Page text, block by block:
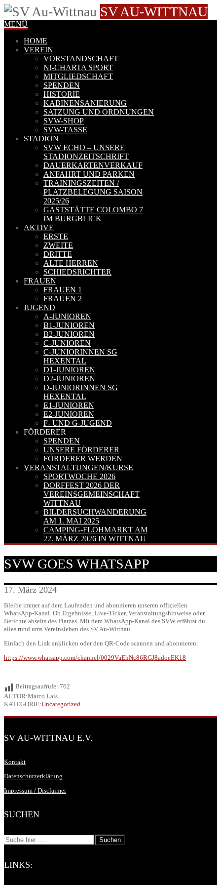
SV AU-WITTNAU
MENÜ
HOME
VEREIN
VORSTANDSCHAFT
N!-CHARTA SPORT
MITGLIEDSCHAFT
SPENDEN
HISTORIE
KABINENSANIERUNG
SATZUNG UND ORDNUNGEN
SVW-SHOP
SVW-TASSE
STADION
SVW ECHO – UNSERE
STADIONZEITSCHRIFT
DAUERKARTENVERKAUF
ANFAHRT UND PARKEN
TRAININGSZEITEN /
PLATZBELEGUNG SAISON
2025/26
GASTSTÄTTE COLOMBO 7
IM BURGBLICK
AKTIVE
ERSTE
ZWEITE
DRITTE
ALTE HERREN
SCHIEDSRICHTER
FRAUEN
FRAUEN 1
FRAUEN 2
JUGEND
A-JUNIOREN
B1-JUNIOREN
B2-JUNIOREN
C-JUNIOREN
C-JUNIORINNEN SG
HEXENTAL
D1-JUNIOREN
D2-JUNIOREN
D-JUNIORINNEN SG
HEXENTAL
E1-JUNIOREN
E2-JUNIOREN
F- UND G-JUGEND
FÖRDERER
SPENDEN
UNSERE FÖRDERER
FÖRDERER WERDEN
VERANSTALTUNGEN/KURSE
SPORTWOCHE 2026
DORFFEST 2026 DER
VEREINSGEMEINSCHAFT
WITTNAU
BILDERSUCHWANDERUNG
AM 1. MAI 2025
CAMPING-FLOHMARKT AM
22. MÄRZ 2026 IN WITTNAU
SVW GOES WHATSAPP
17. März 2024
Bleibe immer auf dem Laufenden und abonnieren unseren offiziellen
WhatsApp-Kanal. Ob Ergebnisse, Live-Ticker, Veranstaltungshinweise oder
Berichte abseits des Platzes. Mit dem WhatsApp-Kanal des SVW erfährst du
alles rund ums Vereinsleben des SV Au-Wittnau.
Einfach den Link anklicken oder den QR-Code scannen und abonnieren:
https://www.whatsapp.com/channel/0029VaEhNc86RGJ8adoeEK18
Beitragsaufrufe: 762
AUTOR:Marco Lais
KATEGORIE:Uncategorized
SV AU-WITTNAU E.V.
Kontakt
Datenschutzerklärung
Impressum / Disclaimer
SUCHEN
LINKS: